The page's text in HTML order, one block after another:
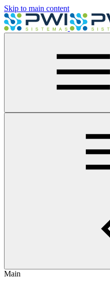
Skip to main content
Main